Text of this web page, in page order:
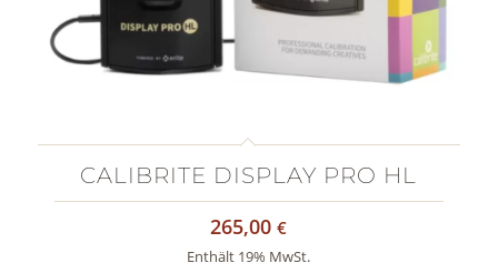
CALIBRITE DISPLAY PRO HL
265,00€
Enthält 19% MwSt.